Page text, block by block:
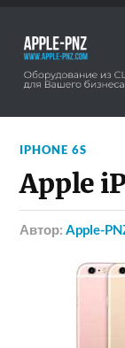
IPHONE 6S
Apple
Автор:Apple-